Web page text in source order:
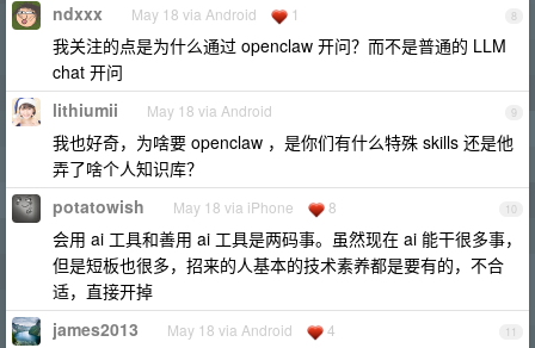
8
ndxxx May 18 via Android 1
我关注的点是为什么通过 openclaw 开问？而不是普通的 LLM
chat 开问
9
lithiumii May 18 via Android
我也好奇，为啥要 openclaw ，是你们有什么特殊 skills 还是他
弄了啥个人知识库？
10
potatowish May 18 via iPhone 8
会用 ai 工具和善用 ai 工具是两码事。虽然现在 ai 能干很多事，
但是短板也很多，招来的人基本的技术素养都是要有的，不合
适，直接开掉
11
james2013 May 18 via Android 4